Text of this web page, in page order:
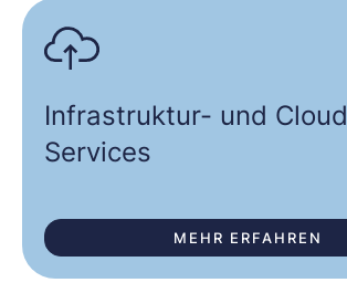
Infrastruktur- und Cloud
Services
MEHR ERFAHREN